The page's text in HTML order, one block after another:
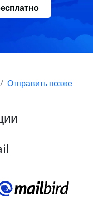
Отправить позже